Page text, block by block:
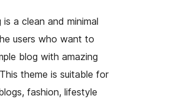
is a clean and minimal
users who want to
blog with amazing
theme is suitable for
fashion, lifestyle